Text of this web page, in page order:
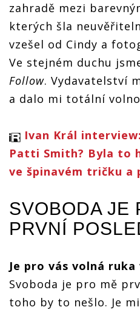
zahradě mezi
kterých šla
vzešel od Cindy a
Ve stejném duchu
Follow. Vydavatelství
a dalo mi totální
Ivan Král
Patti Smith? Byla to
ve špinavém tričku a
SVOBODA JE
PRVNÍ
Je pro vás volná
Svoboda je pro mě
toho by to nešlo. Je